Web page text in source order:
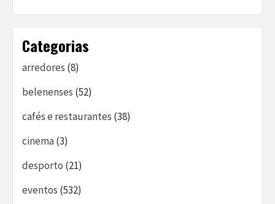
Categorias
arredores (8)
belenenses (52)
cafés e restaurantes (38)
cinema(3)
desporto (21)
eventos (532)